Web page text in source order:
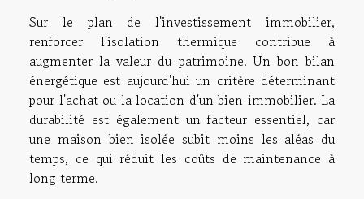
Sur le plan de l'investissement immobilier,
renforcer l'isolation thermique contribue à
augmenter la valeur du patrimoine. Un bon bilan
énergétique est aujourd'hui un critère déterminant
pour l'achat ou la location d'un bien immobilier. La
durabilité est également un facteur essentiel, car
une maison bien isolée subit moins les aléas du
temps, ce qui réduit les coûts de maintenance à
long terme.